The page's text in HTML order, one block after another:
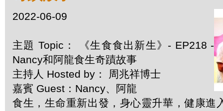
2022-06-09
主題 Topic： 《生食食出新生》- EP218 -
Nancy和阿龍食生奇蹟故事
主持人 Hosted by： 周兆祥博士
嘉賓 Guest：Nancy、阿龍
食生，生命重新出發，身心靈升華，健康進